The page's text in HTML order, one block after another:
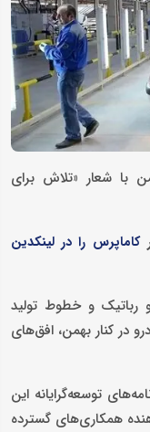
با شعار «تلاش برای
کاماپرس را در لینکدین
و خطوط تولید
در کنار بهمن، افق‌های
توسعه‌گرایانه این
همکاری‌های گسترده